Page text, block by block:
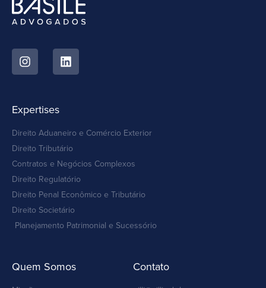
Expertises
Direito Aduaneiro e Comércio Exterior
Direito Tributário
Contratos e Negócios Complexos
Direito Regulatório
Direito Penal Econômico e Tributário
Direito Societário
Planejamento Patrimonial e Sucessório
Quem Somos Contato